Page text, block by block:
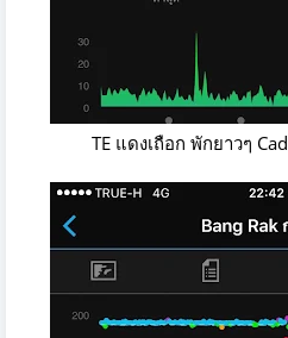
TE แดงเถือก พักยาวๆ